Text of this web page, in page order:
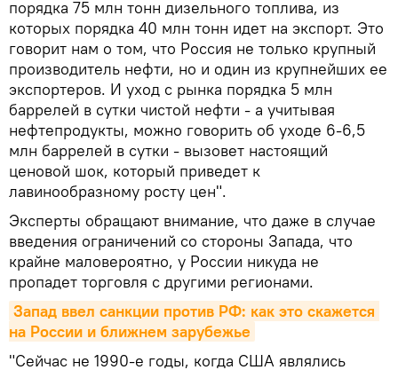
порядка 75 млн тонн дизельного топлива, из
которых порядка 40 млн тонн идет на экспорт. Это
говорит нам о том, что Россия не только крупный
производитель нефти, но и один из крупнейших ее
экспортеров. И уход с рынка порядка 5 млн
баррелей в сутки чистой нефти - а учитывая
нефтепродукты, можно говорить об уходе 6-6,5
млн баррелей в сутки - вызовет настоящий
ценовой шок, который приведет к
лавинообразному росту цен".
Эксперты обращают внимание, что даже в случае
введения ограничений со стороны Запада, что
крайне маловероятно, у России никуда не
пропадет торговля с другими регионами.
Запад ввел санкции против РФ: как это скажется
на России и ближнем зарубежье
"Сейчас не 1990-е годы, когда США являлись